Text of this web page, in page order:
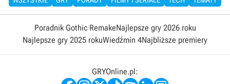
Poradnik Gothic RemakeNajlepsze gry 2026 roku
Najlepsze gry 2025 rokuWiedźmin 4Najbliższe premiery
GRYOnline.pl: